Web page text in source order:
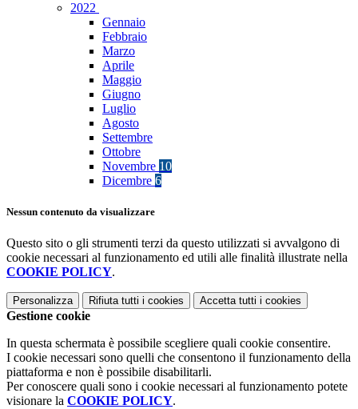
2022
Gennaio
Febbraio
Marzo
Aprile
Maggio
Giugno
Luglio
Agosto
Settembre
Ottobre
Novembre 10
Dicembre 6
Nessun contenuto da visualizzare
Questo sito o gli strumenti terzi da questo utilizzati si avvalgono di
cookie necessari al funzionamento ed utili alle finalità illustrate nella
COOKIE POLICY.
Personalizza Rifiuta tutti i cookies Accetta tutti i cookies
Gestione cookie
In questa schermata è possibile scegliere quali cookie consentire.
I cookie necessari sono quelli che consentono il funzionamento della
piattaforma e non è possibile disabilitarli.
Per conoscere quali sono i cookie necessari al funzionamento potete
visionare la COOKIE POLICY.